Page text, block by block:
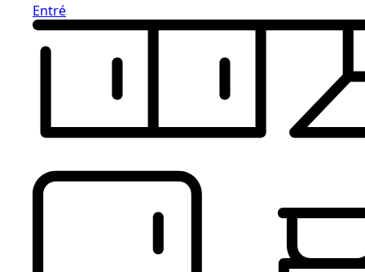
Entré